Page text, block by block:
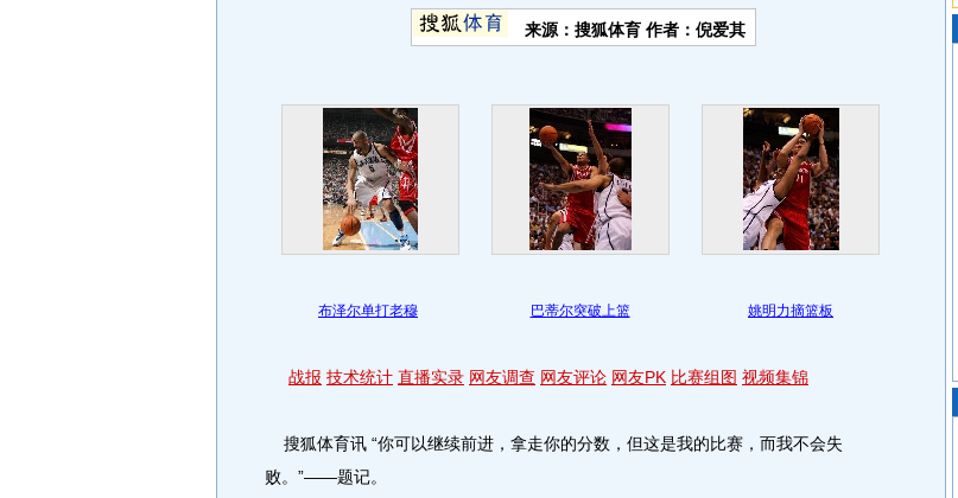
来源：搜狐体育 作者：倪爱其
布泽尔单打老穆 巴蒂尔突破上篮 姚明力摘篮板
战报 技术统计 直播实录 网友调查 网友评论 网友PK 比赛组图 视频集锦
搜狐体育讯 “你可以继续前进，拿走你的分数，但这是我的比赛，而我不会失
败。”——题记。